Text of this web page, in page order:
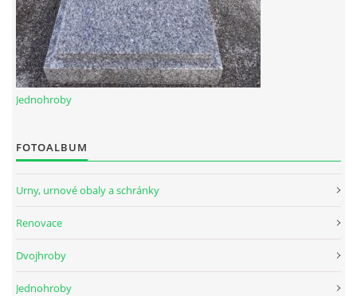
Jednohroby
FOTOALBUM
Urny, urnové obaly a schránky
Renovace
Dvojhroby
Jednohroby